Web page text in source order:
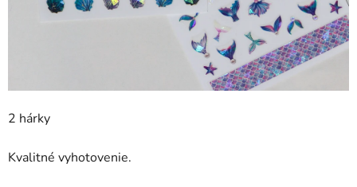
2 hárky
Kvalitné vyhotovenie.